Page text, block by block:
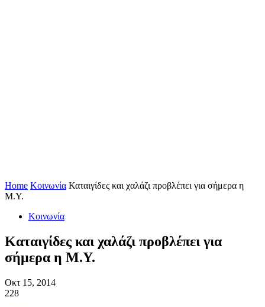
Home Κοινωνία Καταιγίδες και χαλάζι προβλέπει για σήμερα η
Μ.Υ.
Κοινωνία
Καταιγίδες και χαλάζι προβλέπει για
σήμερα η Μ.Υ.
Οκτ 15, 2014
228